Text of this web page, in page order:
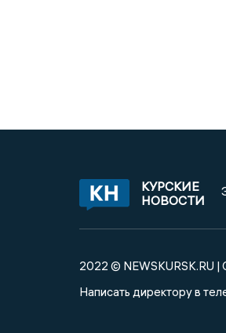
КУРСКИЕ
НОВОСТИ
2022 © NEWSKURSK.RU
Написать директору в